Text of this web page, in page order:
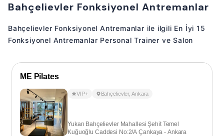
Bahçelievler Fonksiyonel Antremanlar
Bahçelievler Fonksiyonel Antremanlar ile ilgili En İyi 15
Fonksiyonel Antremanlar Personal Trainer ve Salon
ME Pilates
VIP+ Bahçelievler,Ankara
Yukarı Bahçelievler Mahallesi Şehit Temel
Kuğuoğlu Caddesi No:2/A Çankaya - Ankara